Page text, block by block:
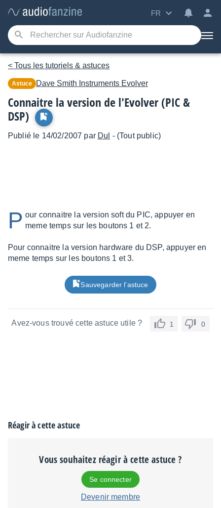
FR
< Tous les tutoriels & astuces
Astuce Dave Smith Instruments Evolver
Connaitre la version de l'Evolver (PIC &
DSP)
Publié le 14/02/2007 par Dul - (Tout public)
P our connaitre la version soft du PIC, appuyer en
meme temps sur les boutons 1 et 2.
Pour connaitre la version hardware du DSP, appuyer en
meme temps sur les boutons 1 et 3.
Sauvegarder l’astuce
Avez-vous trouvé cette astuce utile ? 1 0
Réagir à cette astuce
Vous souhaitez réagir à cette astuce ?
Se connecter
Devenir membre